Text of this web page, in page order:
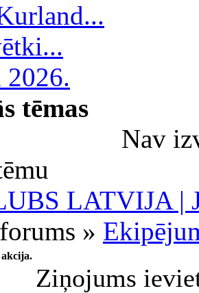
2026.
tēmas
Nav
LATVIJA |
»
Ziņojums